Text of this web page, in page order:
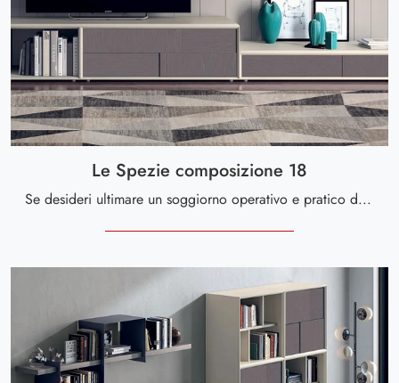
Le Spezie composizione 18
Se desideri ultimare un soggiorno operativo e pratico dalle linee moderne, ti offriamo la parete attrezzata Le Spezie composizione 18 Le Fablier.